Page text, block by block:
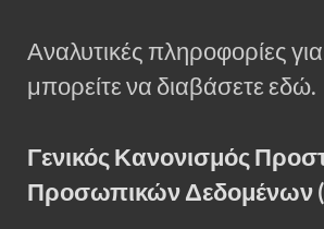
Αναλυτικές πληροφορίες
μπορείτε να διαβάσετε εδώ.
Γενικός Κανονισμός
Προσωπικών Δεδομένων